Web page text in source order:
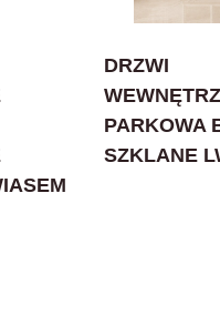
DRZWI
PARKOWA
SZKLANE